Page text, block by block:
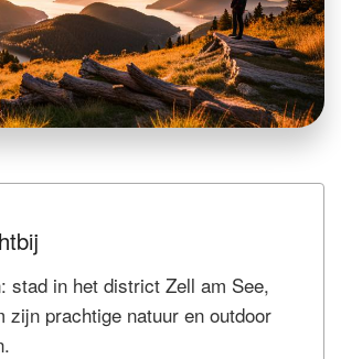
stad in het district Zell am See,
zijn prachtige natuur en outdoor